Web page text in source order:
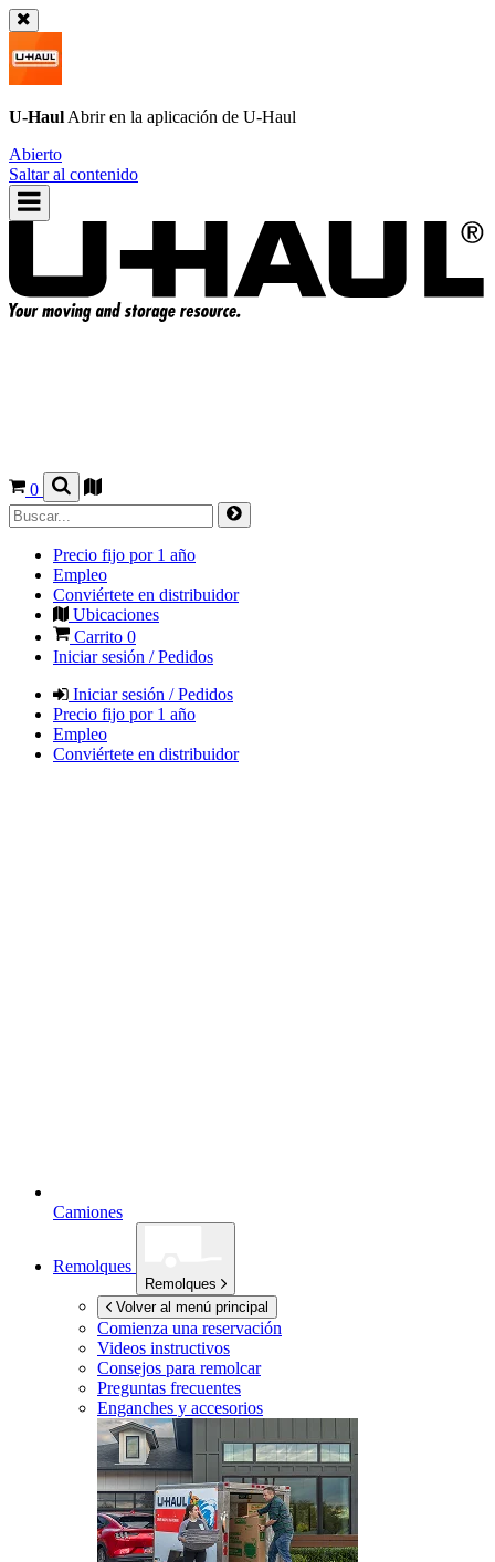
U-Haul Abrir en la aplicación de U-Haul
Abierto
Saltar al contenido
0
Precio fijo por 1 año
Empleo
Conviértete en distribuidor
Ubicaciones
Carrito 0
Iniciar sesión / Pedidos
Iniciar sesión / Pedidos
Precio fijo por 1 año
Empleo
Conviértete en distribuidor
Camiones
Remolques
Remolques
Volver al menú principal
Comienza una reservación
Videos instructivos
Consejos para remolcar
Preguntas frecuentes
Enganches y accesorios